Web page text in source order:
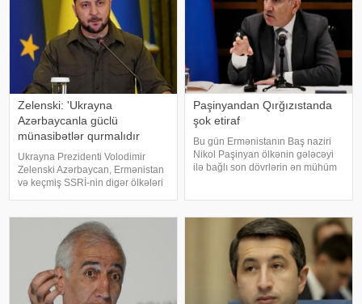
Zelenski: 'Ukrayna
Azərbaycanla güclü
münasibətlər qurmalıdır
Ukrayna Prezidenti Volodimir
Zelenski Azərbaycan, Ermənistan
və keçmiş SSRİ-nin digər ölkələri
xəbər verir ki, bu barədə o,
"Telegram" kanalında yazıb
Paşinyandan Qırğızıstanda
şok etiraf
Bu gün Ermənistanın Baş naziri
Nikol Paşinyan ölkənin gələcəyi
ilə bağlı son dövrlərin ən mühüm
iclasında çıxış edən Baş nazir